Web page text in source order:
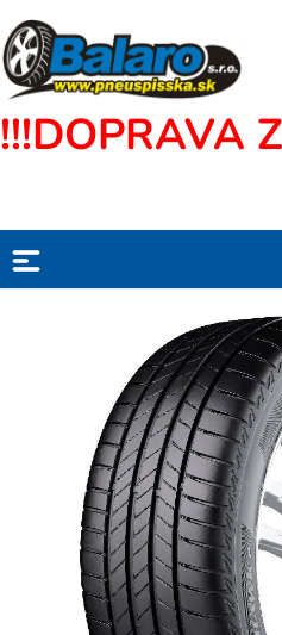
!!!DOPRAVA